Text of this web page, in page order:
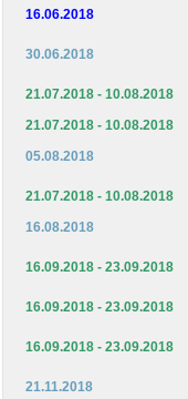
16.06.2018
30.06.2018
21.07.2018 - 10.08.2018
21.07.2018 - 10.08.2018
05.08.2018
21.07.2018 - 10.08.2018
16.08.2018
16.09.2018 - 23.09.2018
16.09.2018 - 23.09.2018
16.09.2018 - 23.09.2018
21.11.2018